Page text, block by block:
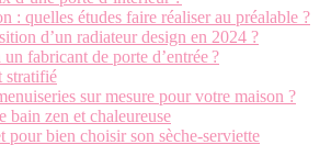
: quelles études faire réaliser au préalable ?
d’un radiateur design en 2024 ?
fabricant de porte d’entrée ?
stratifié
sur mesure pour votre maison ?
bain zen et chaleureuse
pour bien choisir son sèche-serviette